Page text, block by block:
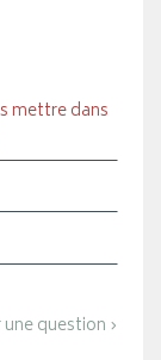
mettre dans
question ›